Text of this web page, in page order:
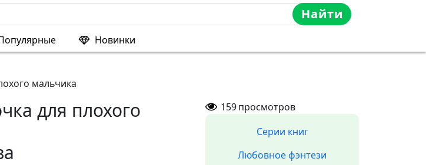
Найти
Новинки
мальчика
для плохого
159просмотров
Серии книг
Любовное фэнтези